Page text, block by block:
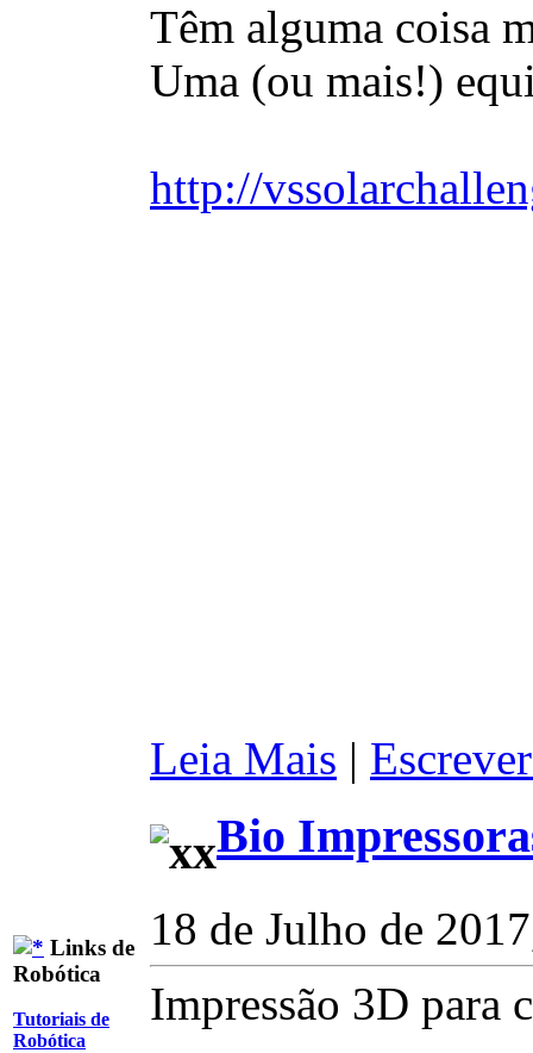
Links de
Robótica
Tutoriais de
Robótica
Têm alguma coisa
Uma (ou mais!)
http://
Leia Mais |
Bio
18 de Julho de
Impressão 3D para